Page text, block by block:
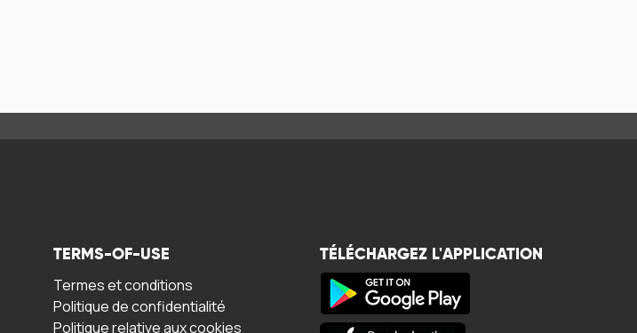
TERMS-OF-USE
Termes et conditions
Politique de confidentialité
Politique relative aux cookies
TÉLÉCHARGEZ L'APPLICATION